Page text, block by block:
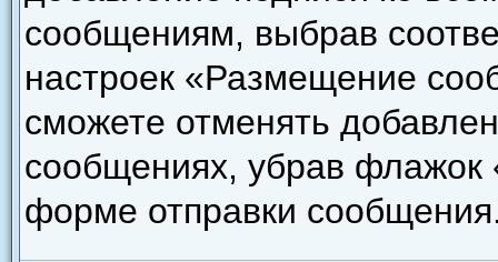
сообщениям, выбрав
настроек «Размещение
сможете отменять
сообщениях, убрав флажок
форме отправки